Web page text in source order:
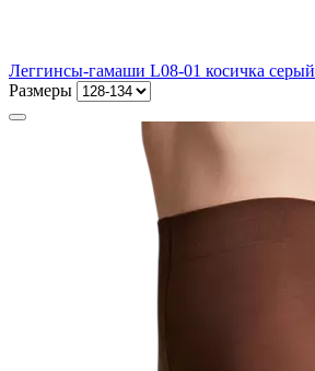
Леггинсы-гамаши L08-01 косичка серый
Размеры